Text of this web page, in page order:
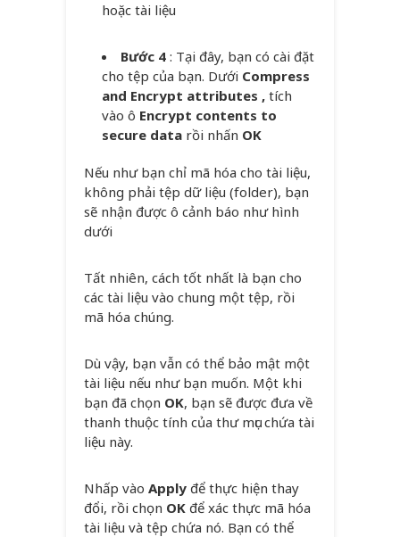
hoặc tài liệu
Bước 4 : Tại đây, bạn có cài đặt
cho tệp của bạn. Dưới Compress
and Encrypt attributes , tích
vào ô Encrypt contents to
secure data rồi nhấn OK
Nếu như bạn chỉ mã hóa cho tài liệu,
không phải tệp dữ liệu (folder), bạn
sẽ nhận được ô cảnh báo như hình
dưới
Tất nhiên, cách tốt nhất là bạn cho
các tài liệu vào chung một tệp, rồi
mã hóa chúng.
Dù vậy, bạn vẫn có thể bảo mật một
tài liệu nếu như bạn muốn. Một khi
bạn đã chọn OK, bạn sẽ được đưa về
thanh thuộc tính của thư mục chứa tài
liệu này.
Nhấp vào Apply để thực hiện thay
đổi, rồi chọn OK để xác thực mã hóa
tài liệu và tệp chứa nó. Bạn có thể